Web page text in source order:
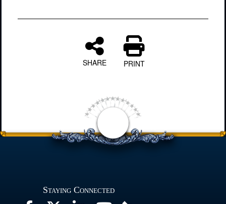
SHARE PRINT
Staying Connected